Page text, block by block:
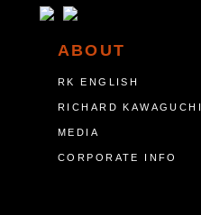
ABOUT
RK ENGLISH
RICHARD KAWAGUCHI
MEDIA
CORPORATE INFO